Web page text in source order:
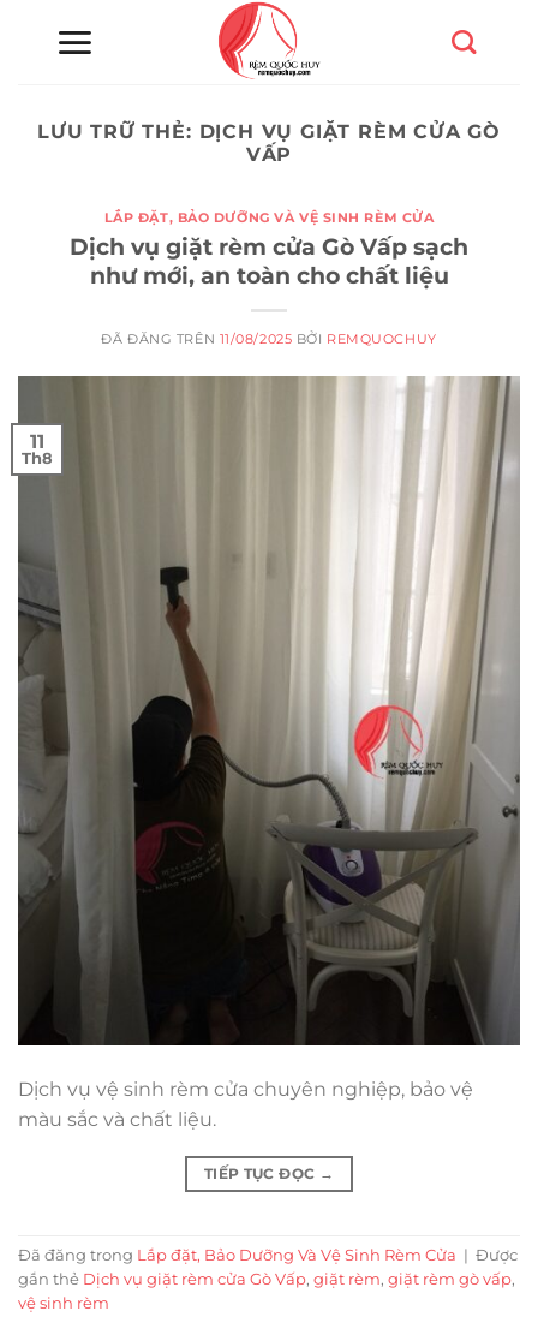
LƯU TRỮ THẺ: DỊCH VỤ GIẶT RÈM CỬA GÒ
VẤP
LẮP ĐẶT, BẢO DƯỠNG VÀ VỆ SINH RÈM CỬA
Dịch vụ giặt rèm cửa Gò Vấp sạch
như mới, an toàn cho chất liệu
ĐÃ ĐĂNG TRÊN 11/08/2025 BỞI REMQUOCHUY
11
Th8
Dịch vụ vệ sinh rèm cửa chuyên nghiệp, bảo vệ
màu sắc và chất liệu.
TIẾP TỤC ĐỌC →
Đã đăng trong Lắp đặt, Bảo Dưỡng Và Vệ Sinh Rèm Cửa | Được
gắn thẻ Dịch vụ giặt rèm cửa Gò Vấp, giặt rèm, giặt rèm gò vấp,
vệ sinh rèm